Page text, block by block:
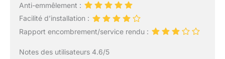
Anti-emmêlement :
Facilité d’installation :
Rapport encombrement/service rendu :
Notes des utilisateurs 4.6/5